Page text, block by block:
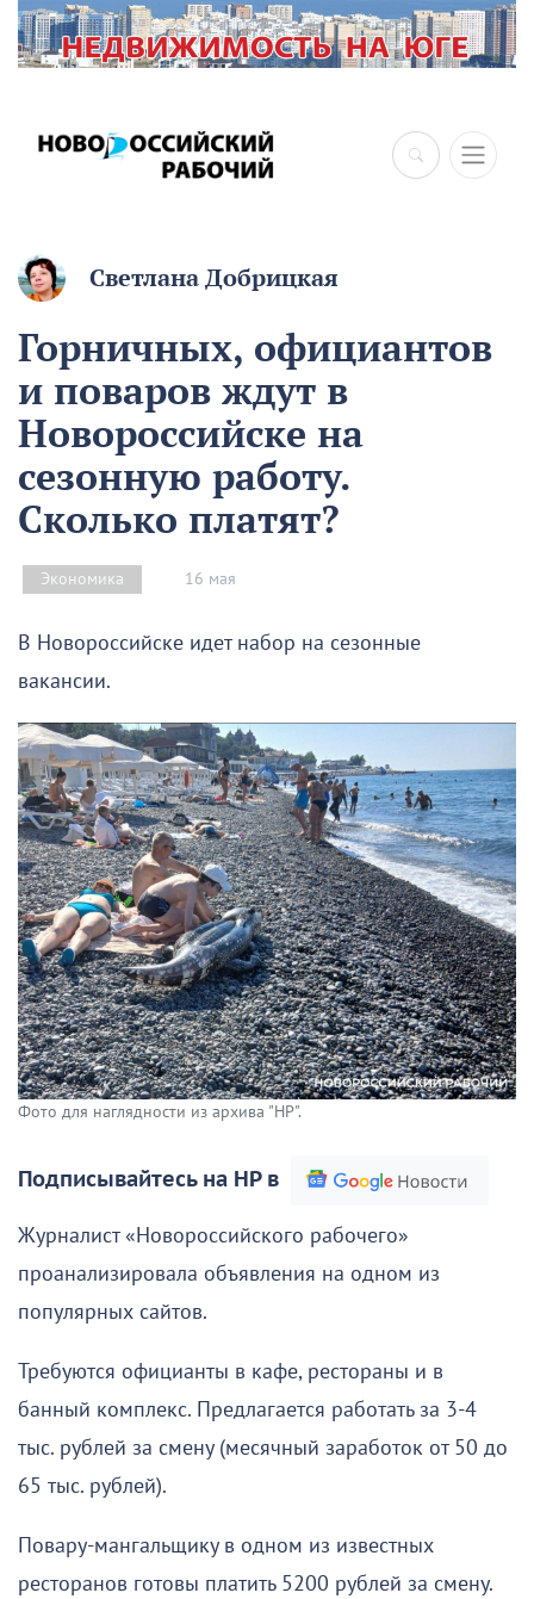
×
Светлана Добрицкая
Горничных, официантов
и поваров ждут в
Новороссийске на
сезонную работу.
Сколько платят?
Экономика 16 мая
В Новороссийске идет набор на сезонные
вакансии.
Фото для наглядности из архива "НР".
Подписывайтесь на НР в
Журналист «Новороссийского рабочего»
проанализировала объявления на одном из
популярных сайтов.
Требуются официанты в кафе, рестораны и в
банный комплекс. Предлагается работать за 3-4
тыс. рублей за смену (месячный заработок от 50 до
65 тыс. рублей).
Повару-мангальщику в одном из известных
ресторанов готовы платить 5200 рублей за смену.